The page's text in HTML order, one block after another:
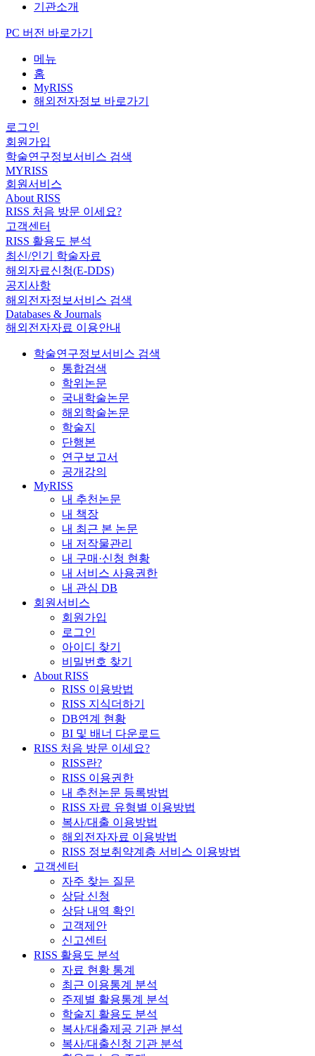
기관소개
PC 버전 바로가기
메뉴
홈
MyRISS
해외전자정보 바로가기
로그인
회원가입
학술연구정보서비스 검색
MYRISS
회원서비스
About RISS
RISS 처음 방문 이세요?
고객센터
RISS 활용도 분석
최신/인기 학술자료
해외자료신청(E-DDS)
공지사항
해외전자정보서비스 검색
Databases & Journals
해외전자자료 이용안내
학술연구정보서비스 검색
통합검색
학위논문
국내학술논문
해외학술논문
학술지
단행본
연구보고서
공개강의
MyRISS
내 추천논문
내 책장
내 최근 본 논문
내 저작물관리
내 구매·신청 현황
내 서비스 사용권한
내 관심 DB
회원서비스
회원가입
로그인
아이디 찾기
비밀번호 찾기
About RISS
RISS 이용방법
RISS 지식더하기
DB연계 현황
BI 및 배너 다운로드
RISS 처음 방문 이세요?
RISS란?
RISS 이용권한
내 추천논문 등록방법
RISS 자료 유형별 이용방법
복사/대출 이용방법
해외전자자료 이용방법
RISS 정보취약계층 서비스 이용방법
고객센터
자주 찾는 질문
상담 신청
상담 내역 확인
고객제안
신고센터
RISS 활용도 분석
자료 현황 통계
최근 이용통계 분석
주제별 활용통계 분석
학술지 활용도 분석
복사/대출제공 기관 분석
복사/대출신청 기관 분석